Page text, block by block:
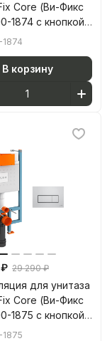
Core (Ви-Фикс
1874 с кнопкой
черной
В корзину
29 290 ₽
для унитаза
Core (Ви-Фикс
1875 с кнопкой
хром